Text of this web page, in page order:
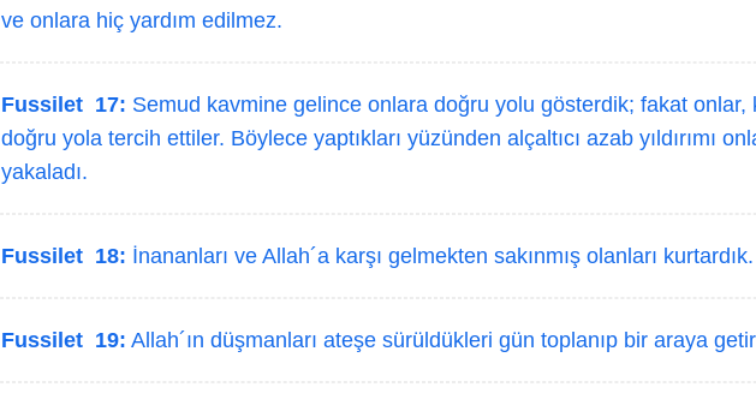
ve onlara hiç yardım edilmez.
Fussilet 17: Semud kavmine gelince onlara doğru yolu gösterdik; fakat onlar,
doğru yola tercih ettiler. Böylece yaptıkları yüzünden alçaltıcı azab yıldırımı
yakaladı.
Fussilet 18: İnananları ve Allah´a karşı gelmekten sakınmış olanları kurtardık.
Fussilet 19: Allah´ın düşmanları ateşe sürüldükleri gün toplanıp bir araya